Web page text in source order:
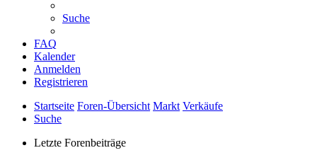
Suche
FAQ
Kalender
Anmelden
Registrieren
Startseite Foren-Übersicht Markt Verkäufe
Suche
Letzte Forenbeiträge